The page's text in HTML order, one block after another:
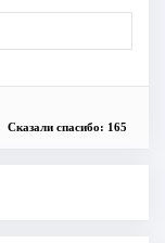
Сказали спасибо: 165